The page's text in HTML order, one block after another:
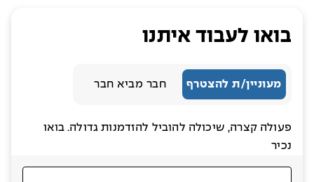
בואו לעבוד איתנו
מעוניין/ת להצטרף חבר מביא חבר
פעולה קצרה, שיכולה להוביל להזדמנות גדולה. בואו
נכיר